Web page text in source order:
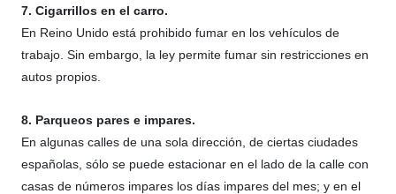
7. Cigarrillos en el carro.
En Reino Unido está prohibido fumar en los vehículos de
trabajo. Sin embargo, la ley permite fumar sin restricciones en
autos propios.
8. Parqueos pares e impares.
En algunas calles de una sola dirección, de ciertas ciudades
españolas, sólo se puede estacionar en el lado de la calle con
casas de números impares los días impares del mes; y en el